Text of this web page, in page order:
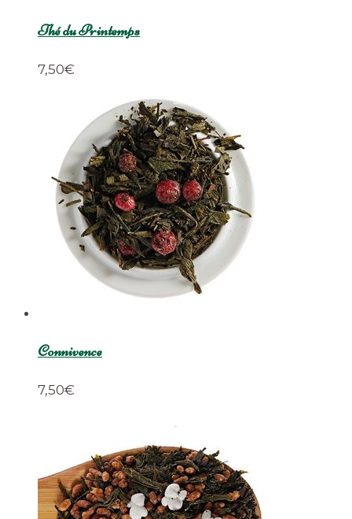
Thé du Printemps
7,50€
Connivence
7,50€